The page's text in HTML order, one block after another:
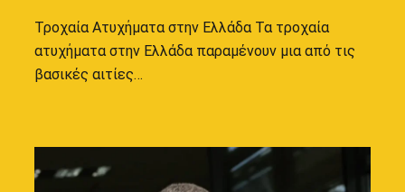
Τροχαία Ατυχήματα στην Ελλάδα Τα τροχαία
ατυχήματα στην Ελλάδα παραμένουν μια από τις
βασικές αιτίες…